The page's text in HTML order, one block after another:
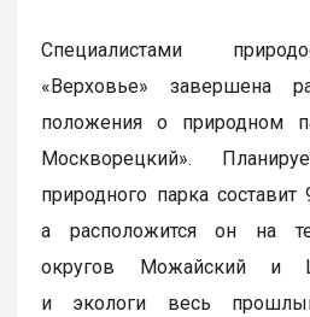
Специалистами
«Верховье» завершена
положения о природном
Москворецкий».
природного парка составит
а расположится он на
округов Можайский и
и экологи весь